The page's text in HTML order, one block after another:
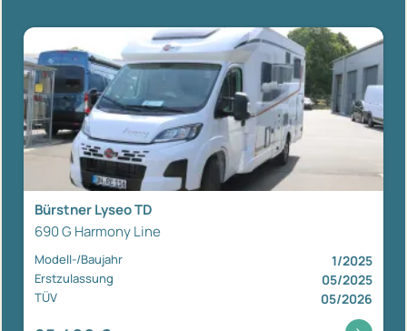
Bürstner Lyseo TD
690 G Harmony Line
Modell-/Baujahr 1/2025
Erstzulassung 05/2025
TÜV 05/2026